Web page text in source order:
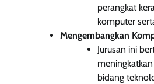
perangkat
komputer
Mengembangkan
Jurusan ini
bidang